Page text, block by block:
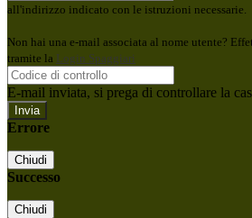
all'indirizzo indicato con le istruzioni necessarie.
Non hai una e-mail associata al nome utente?
tramite la Login Spaggiari
E-mail inviata, si prega di controllare la
Errore
Chiudi
Successo
Chiudi